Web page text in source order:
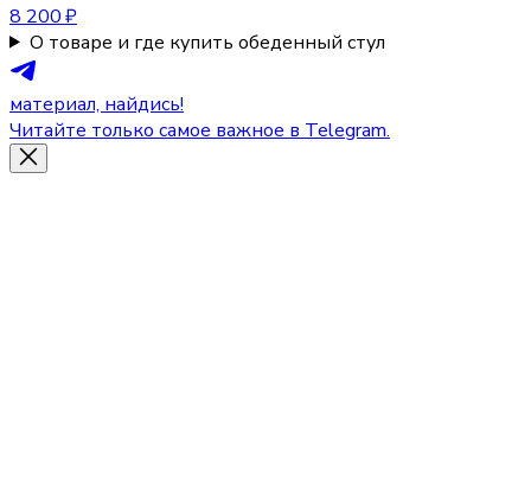
8 200 ₽
О товаре и где купить обеденный стул
материал, найдись!
Читайте только самое важное в Telegram.